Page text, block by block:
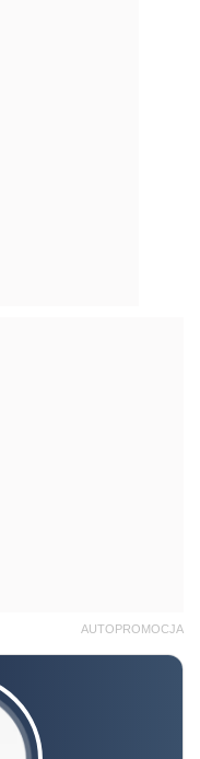
AUTOPROMOCJA